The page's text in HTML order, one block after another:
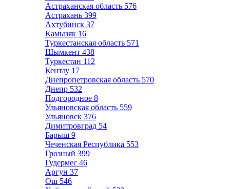
Астраханская область 576
Астрахань 399
Ахтубинск 37
Камызяк 16
Туркестанская область 571
Шымкент 438
Туркестан 112
Кентау 17
Днепропетровская область 570
Днепр 532
Подгородное 8
Ульяновская область 559
Ульяновск 376
Димитровград 54
Барыш 9
Чеченская Республика 553
Грозный 399
Гудермес 46
Аргун 37
Ош 546